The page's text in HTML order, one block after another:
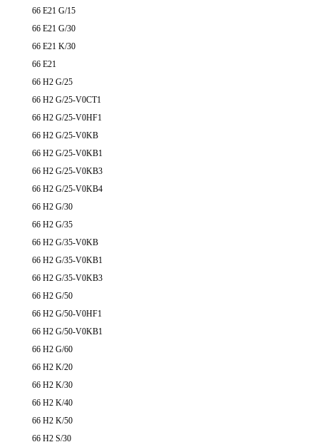
66 E21 G/15
66 E21 G/30
66 E21 K/30
66 E21
66 H2 G/25
66 H2 G/25-V0CT1
66 H2 G/25-V0HF1
66 H2 G/25-V0KB
66 H2 G/25-V0KB1
66 H2 G/25-V0KB3
66 H2 G/25-V0KB4
66 H2 G/30
66 H2 G/35
66 H2 G/35-V0KB
66 H2 G/35-V0KB1
66 H2 G/35-V0KB3
66 H2 G/50
66 H2 G/50-V0HF1
66 H2 G/50-V0KB1
66 H2 G/60
66 H2 K/20
66 H2 K/30
66 H2 K/40
66 H2 K/50
66 H2 S/30